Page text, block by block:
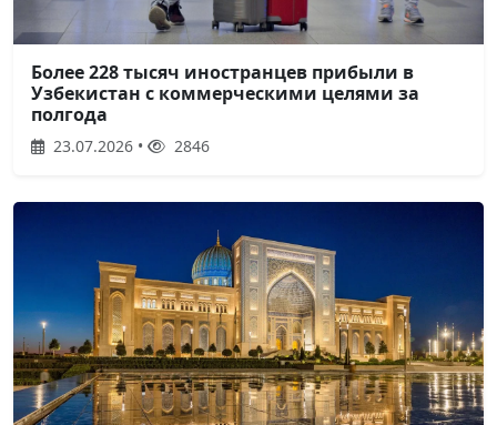
Более 228 тысяч иностранцев прибыли в
Узбекистан с коммерческими целями за
полгода
23.07.2026 • 2846